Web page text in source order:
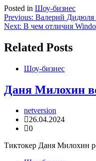
Posted in Шоу-бизнес
Навигация
по
записям
Previous: Валерий Дидюля
Next: В чем отличия
Related Posts
Шоу-бизнес
Даня Милохин
netversion
26.04.2024
0
Тиктокер Даня Милохин